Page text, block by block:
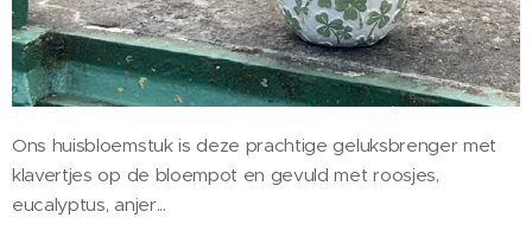
Ons huisbloemstuk is deze prachtige geluksbrenger met
klavertjes op de bloempot en gevuld met roosjes,
eucalyptus, anjer...